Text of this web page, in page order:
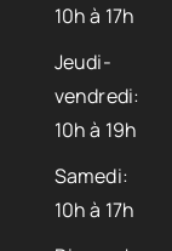
10h à 17h
Jeudi-
vendredi:
10h à 19h
Samedi:
10h à 17h